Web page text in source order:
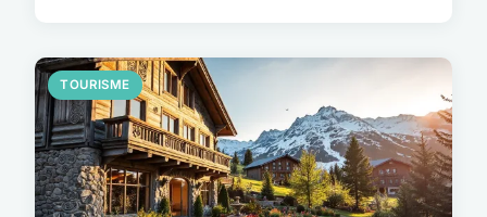
TOURISME